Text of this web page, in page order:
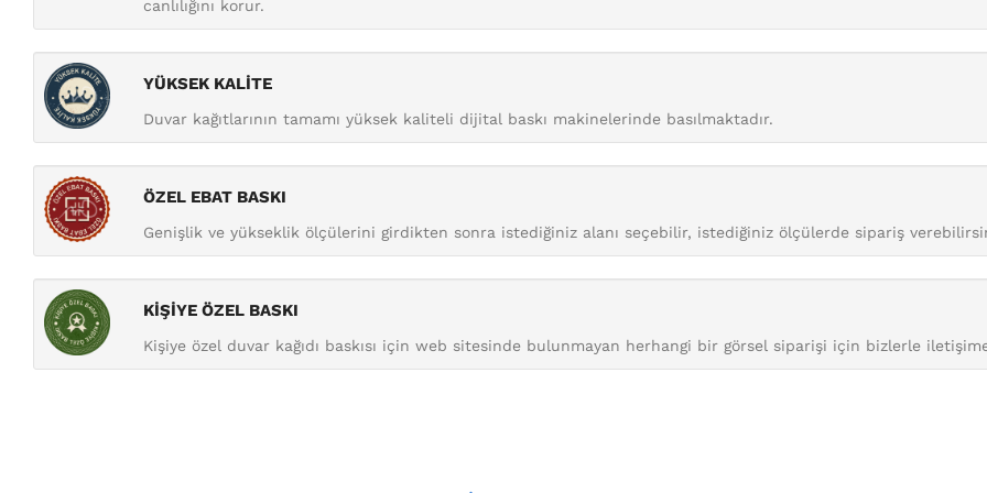
canlılığını korur.
YÜKSEK KALİTE
Duvar kağıtlarının tamamı yüksek kaliteli dijital baskı makinelerinde basılmaktadır.
ÖZEL EBAT BASKI
Genişlik ve yükseklik ölçülerini girdikten sonra istediğiniz alanı seçebilir, istediğiniz ölçülerde sipariş
KİŞİYE ÖZEL BASKI
Kişiye özel duvar kağıdı baskısı için web sitesinde bulunmayan herhangi bir görsel siparişi için bizlerle